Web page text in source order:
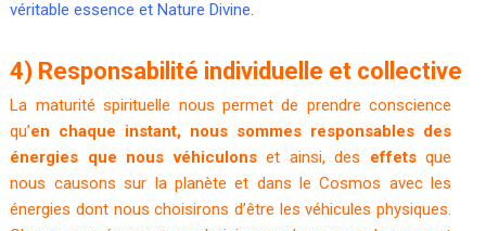
véritable essence et Nature Divine.
4) Responsabilité individuelle et collective
La maturité spirituelle nous permet de prendre conscience
qu’en chaque instant, nous sommes responsables des
énergies que nous véhiculonset ainsi, des effetsque
nous causons sur la planète et dans le Cosmos avec les
énergies dont nous choisirons d’être les véhicules physiques.